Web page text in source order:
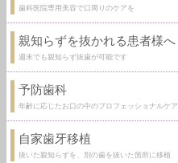
歯科医院専用美容で口周りのケアを
親知らずを抜かれる患者様へ
週末でも親知らず抜歯が可能です
予防歯科
年齢に応じたお口の中のプロフェッショナルケア
自家歯牙移植
抜いた親知らずを、別の歯を抜いた箇所に移植